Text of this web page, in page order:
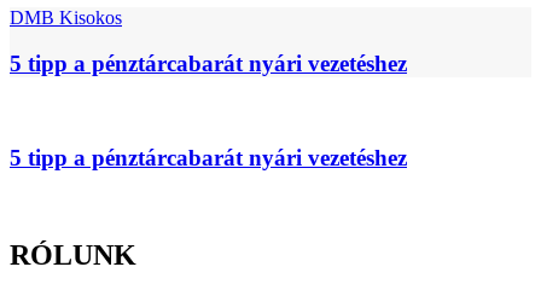
DMB Kisokos
5 tipp a pénztárcabarát nyári vezetéshez
5 tipp a pénztárcabarát nyári vezetéshez
RÓLUNK